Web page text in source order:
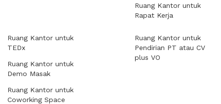
Ruang Kantor untuk
Rapat Kerja
Ruang Kantor untuk
TEDx
Ruang Kantor untuk
Demo Masak
Ruang Kantor untuk
Coworking Space
Ruang Kantor untuk
Pendirian PT atau CV
plus VO